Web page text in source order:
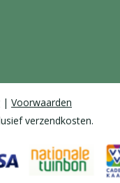
Voorwaarden
verzendkosten.